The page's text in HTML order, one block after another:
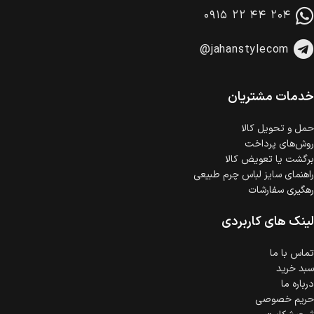
در هنگام خرید محصول، امکان انتخاب پرداخت در محل
وجود دارد.
خرید اقساطی با شرایط آسان و بدون ضامن امکان‌پذیر
است.
گارانتی معتبر برای تمامی محصولات ارائه می‌شود.
۰۹۱۵ ۲۲ ۴۴ ۲۰۴
@jahanstylecom
خدمات مشتریان
حمل‌ و تحویل کالا
روش‌های پرداخت
برگشت یا تعویض کالا
راهنمای سایز لباس چرم طبیعی
رهگیری سفارشات
لینک های کاربردی
تماس با ما
سبد خرید
درباره ما
حریم خصوصی